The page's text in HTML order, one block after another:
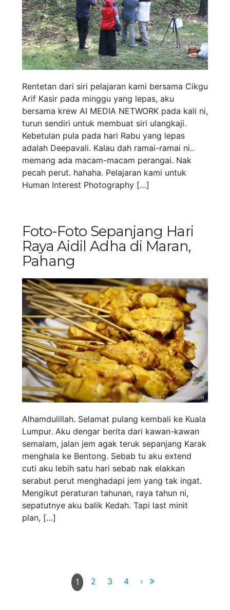
Rentetan dari siri pelajaran kami bersama Cikgu
Arif Kasir pada minggu yang lepas, aku
bersama krew AI MEDIA NETWORK pada kali ni,
turun sendiri untuk membuat siri ulangkaji.
Kebetulan pula pada hari Rabu yang lepas
adalah Deepavali. Kalau dah ramai-ramai ni..
memang ada macam-macam perangai. Nak
pecah perut. hahaha. Pelajaran kami untuk
Human Interest Photography […]
Foto-Foto Sepanjang Hari
Raya Aidil Adha di Maran,
Pahang
Alhamdulillah. Selamat pulang kembali ke Kuala
Lumpur. Aku dengar berita dari kawan-kawan
semalam, jalan jem agak teruk sepanjang Karak
menghala ke Bentong. Sebab tu aku extend
cuti aku lebih satu hari sebab nak elakkan
serabut perut menghadapi jem yang tak ingat.
Mengikut peraturan tahunan, raya tahun ni,
sepatutnye aku balik Kedah. Tapi last minit
plan, […]
1 2 3 4 ›